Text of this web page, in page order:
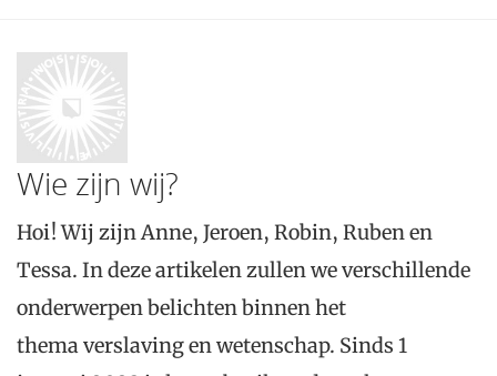
Wie zijn wij?
Hoi! Wij zijn Anne, Jeroen, Robin, Ruben en
Tessa. In deze artikelen zullen we verschillende
onderwerpen belichten binnen het
thema verslaving en wetenschap. Sinds 1